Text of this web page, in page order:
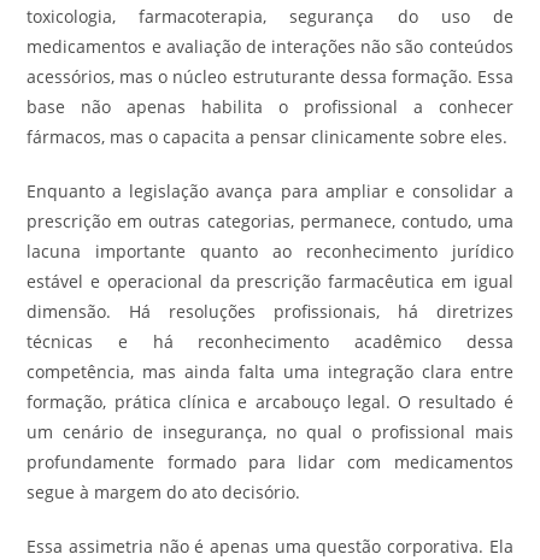
toxicologia, farmacoterapia, segurança do uso de
medicamentos e avaliação de interações não são conteúdos
acessórios, mas o núcleo estruturante dessa formação. Essa
base não apenas habilita o profissional a conhecer
fármacos, mas o capacita a pensar clinicamente sobre eles.
Enquanto a legislação avança para ampliar e consolidar a
prescrição em outras categorias, permanece, contudo, uma
lacuna importante quanto ao reconhecimento jurídico
estável e operacional da prescrição farmacêutica em igual
dimensão. Há resoluções profissionais, há diretrizes
técnicas e há reconhecimento acadêmico dessa
competência, mas ainda falta uma integração clara entre
formação, prática clínica e arcabouço legal. O resultado é
um cenário de insegurança, no qual o profissional mais
profundamente formado para lidar com medicamentos
segue à margem do ato decisório.
Essa assimetria não é apenas uma questão corporativa. Ela